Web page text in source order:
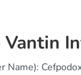
Name):